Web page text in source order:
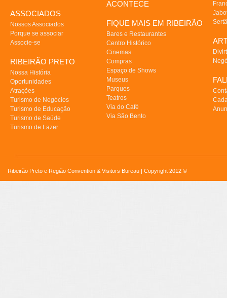
ASSOCIADOS
Nossos Associados
Porque se associar
Associe-se
RIBEIRÃO PRETO
Nossa História
Oportunidades
Atrações
Turismo de Negócios
Turismo de Educação
Turismo de Saúde
Turismo de Lazer
ACONTECE
FIQUE MAIS EM RIBEIRÃO
Bares e Restaurantes
Centro Histórico
Cinemas
Compras
Espaço de Shows
Museus
Parques
Teatros
Via do Café
Via São Bento
Ribeirão Preto e Região Convention & Visitors Bureau | Copyright 2012 ©